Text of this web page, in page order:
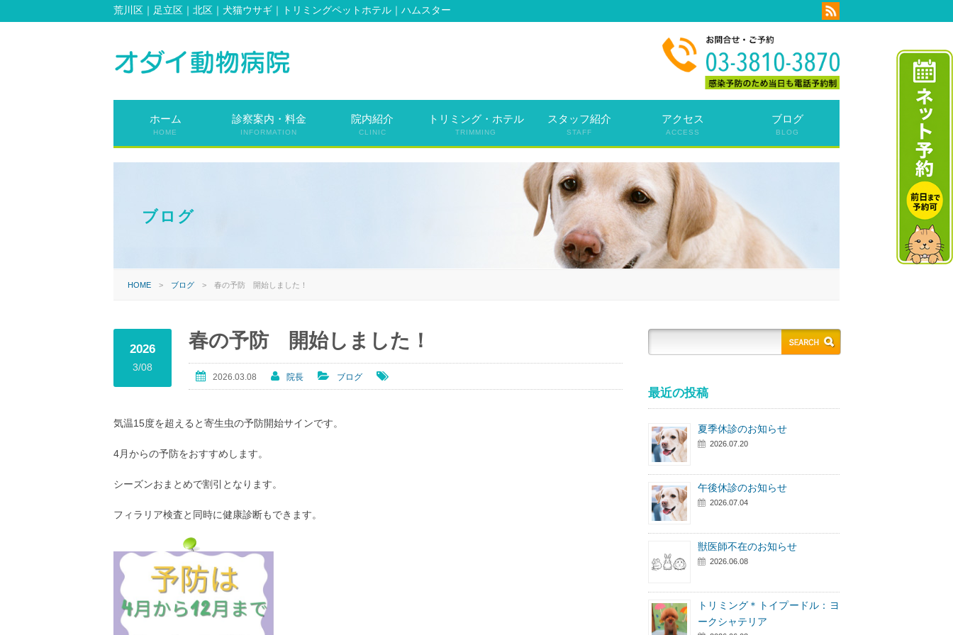
荒川区｜足立区｜北区｜犬猫ウサギ｜トリミングペットホテル｜ハムスター
ホーム
HOME
診察案内・料金
INFORMATION
院内紹介
CLINIC
トリミング・ホテル
TRIMMING
スタッフ紹介
STAFF
アクセス
ACCESS
ブログ
BLOG
ブログ
HOME > ブログ > 春の予防 開始しました！
2026
3/08
春の予防 開始しました！
2026.03.08 院長 ブログ
気温15度を超えると寄生虫の予防開始サインです。
4月からの予防をおすすめします。
シーズンおまとめで割引となります。
フィラリア検査と同時に健康診断もできます。
最近の投稿
夏季休診のお知らせ
2026.07.20
午後休診のお知らせ
2026.07.04
獣医師不在のお知らせ
2026.06.08
トリミング＊トイプードル：ヨ
ークシャテリア